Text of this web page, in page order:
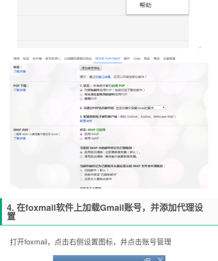
4. 在foxmail软件上加载Gmail账号，并添加代理设
置
打开foxmail，点击右侧设置图标，并点击账号管理